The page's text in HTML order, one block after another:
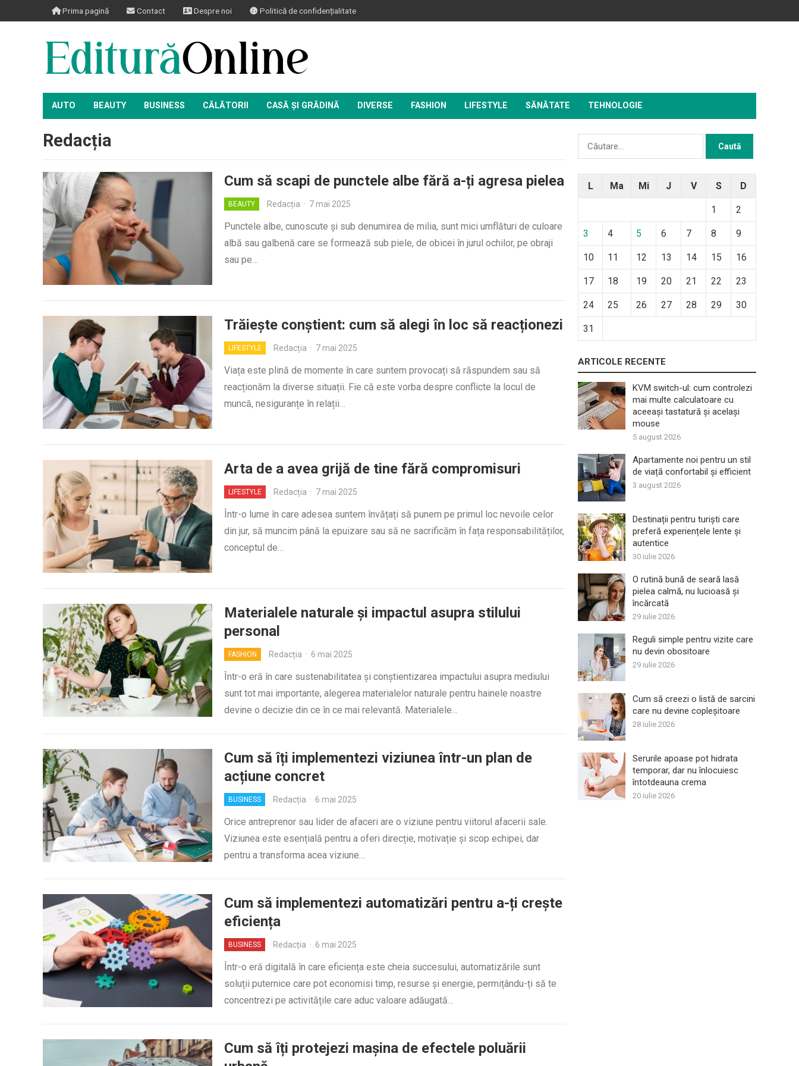
Prima pagină Contact Despre noi Politică de confidențialitate
AUTO BEAUTY BUSINESS CĂLĂTORII CASĂ ȘI GRĂDINĂ DIVERSE FASHION LIFESTYLE SĂNĂTATE TEHNOLOGIE
Redacția
Cum să scapi de punctele albe fără a-ți agresa pielea
BEAUTY Redacția · 7 mai 2025
Punctele albe, cunoscute și sub denumirea de milia, sunt mici umflături de culoare
albă sau galbenă care se formează sub piele, de obicei în jurul ochilor, pe obraji
sau pe…
Trăiește conștient: cum să alegi în loc să reacționezi
LIFESTYLE Redacția · 7 mai 2025
Viața este plină de momente în care suntem provocați să răspundem sau să
reacționăm la diverse situații. Fie că este vorba despre conflicte la locul de
muncă, nesiguranțe în relații…
Arta de a avea grijă de tine fără compromisuri
LIFESTYLE Redacția · 7 mai 2025
Într-o lume în care adesea suntem învățați să punem pe primul loc nevoile celor
din jur, să muncim până la epuizare sau să ne sacrificăm în fața responsabilităților,
conceptul de…
Materialele naturale și impactul asupra stilului
personal
FASHION Redacția · 6 mai 2025
Într-o eră în care sustenabilitatea și conștientizarea impactului asupra mediului
sunt tot mai importante, alegerea materialelor naturale pentru hainele noastre
devine o decizie din ce în ce mai relevantă. Materialele…
Cum să îți implementezi viziunea într-un plan de
acțiune concret
BUSINESS Redacția · 6 mai 2025
Orice antreprenor sau lider de afaceri are o viziune pentru viitorul afacerii sale.
Viziunea este esențială pentru a oferi direcție, motivație și scop echipei, dar
pentru a transforma acea viziune…
Cum să implementezi automatizări pentru a-ți crește
eficiența
BUSINESS Redacția · 6 mai 2025
Într-o eră digitală în care eficiența este cheia succesului, automatizările sunt
soluții puternice care pot economisi timp, resurse și energie, permițându-ți să te
concentrezi pe activitățile care aduc valoare adăugată…
Cum să îți protejezi mașina de efectele poluării
Caută
L Ma Mi J V S D
1 2
3 4 5 6 7 8 9
10 11 12 13 14 15 16
17 18 19 20 21 22 23
24 25 26 27 28 29 30
31
ARTICOLE RECENTE
KVM switch-ul: cum controlezi
mai multe calculatoare cu
aceeași tastatură și același
mouse
5 august 2026
Apartamente noi pentru un stil
de viață confortabil și efficient
3 august 2026
Destinații pentru turiști care
preferă experiențele lente și
autentice
30 iulie 2026
O rutină bună de seară lasă
pielea calmă, nu lucioasă și
încărcată
29 iulie 2026
Reguli simple pentru vizite care
nu devin obositoare
29 iulie 2026
Cum să creezi o listă de sarcini
care nu devine copleșitoare
28 iulie 2026
Serurile apoase pot hidrata
temporar, dar nu înlocuiesc
întotdeauna crema
20 iulie 2026